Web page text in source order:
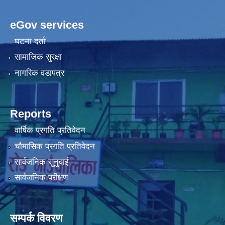
eGov services
घटना दर्ता
सामाजिक सुरक्षा
नागरिक वडापत्र
Reports
वार्षिक प्रगति प्रतिवेदन
चौमासिक प्रगति प्रतिवेदन
सार्वजनिक सुनुवाई
सार्वजनिक परीक्षण
सम्पर्क विवरण